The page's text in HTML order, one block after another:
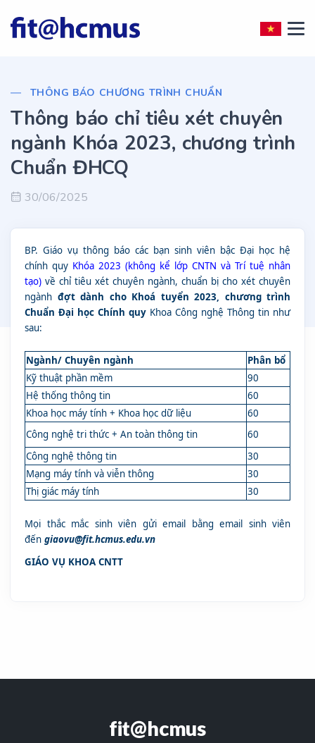
THÔNG BÁO CHƯƠNG TRÌNH CHUẨN
Thông báo chỉ tiêu xét chuyên
ngành Khóa 2023, chương trình
Chuẩn ĐHCQ
30/06/2025
BP. Giáo vụ thông báo các bạn sinh viên bậc Đại học hệ
chính quy Khóa 2023 (không kể lớp CNTN và Trí tuệ nhân
tạo) về chỉ tiêu xét chuyên ngành, chuẩn bị cho xét chuyên
ngành đợt dành cho Khoá tuyển 2023, chương trình
Chuẩn Đại học Chính quy Khoa Công nghệ Thông tin như
sau:
Ngành/ Chuyên ngành
Phân bổ
Kỹ thuật phần mềm
90
Hệ thống thông tin
60
Khoa học máy tính + Khoa học dữ liệu
60
Công nghệ tri thức + An toàn thông tin
60
Công nghệ thông tin
30
Mạng máy tính và viễn thông
30
Thị giác máy tính
30
Mọi thắc mắc sinh viên gửi email bằng email sinh viên
đến giaovu@fit.hcmus.edu.vn
GIÁO VỤ KHOA CNTT
fit@hcmus